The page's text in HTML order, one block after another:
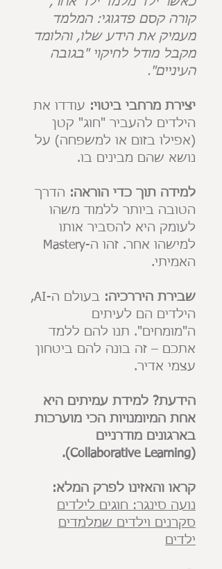
קורה קסם פדגוגי: המלמד
מעמיק את הידע שלו, והלומד
מקבל מודל לחיקוי "בגובה
העיניים".
יצירת מרחבי ביטוי: עודדו את
הילדים להעביר "חוג" קטן
(אפילו בזום או למשפחה) על
נושא שהם מבינים בו.
למידה תוך כדי הוראה: הדרך
הטובה ביותר ללמוד משהו
לעומק היא להסביר אותו
למישהו אחר. זהו ה-Mastery
האמיתי.
שבירת היררכיה:
בעולם ה-AI,
הילדים הם לעיתים
ה"מומחים". תנו להם ללמד
אתכם – זה בונה להם ביטחון
עצמי אדיר.
הידעת? למידת עמיתים היא
אחת המיומנויות הכי מוערכות
בארגונים מודרניים
(Collaborative Learning).
קראו והאזינו לפרק המלא:
נועה סינגר: חוגים לילדים
סקרנים וילדים שמלמדים
ילדים